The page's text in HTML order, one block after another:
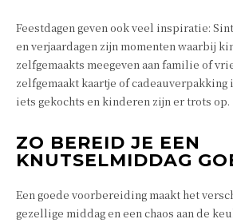
Feestdagen geven ook veel inspiratie:
en verjaardagen zijn momenten waarbij
zelfgemaakts meegeven aan familie of
zelfgemaakt kaartje of
iets gekochts en kinderen zijn er trots op.
ZO BEREID JE EEN
KNUTSELMIDDAG
Een goede voorbereiding maakt het
gezellige middag en een chaos aan de